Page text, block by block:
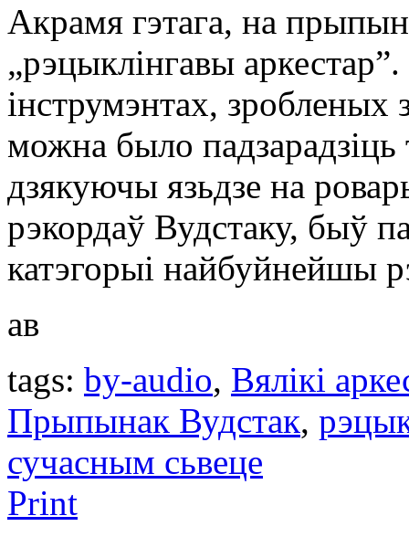
Акрамя гэтага, на
„рэцыклінгавы аркестар”.
інструмэнтах, зробленых
можна было
дзякуючы язьдзе на
рэкордаў Вудстаку, быў
катэгорыі найбуйнейшы
ав
tags: by-audio, Вялікі
Прыпынак Вудстак,
сучасным сьвеце
Print